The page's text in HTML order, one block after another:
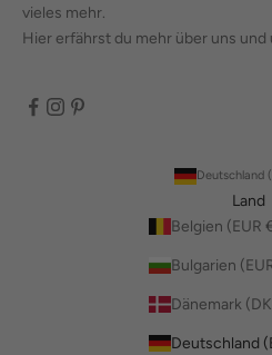
vieles mehr.
Hier erfährst du mehr über uns
Land